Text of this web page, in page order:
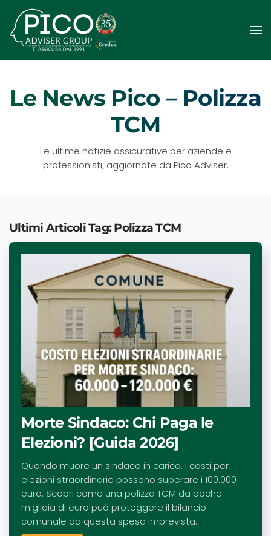
Passa
al
contenuto
Le News Pico – Polizza
TCM
Le ultime notizie assicurative per aziende e
professionisti, aggiornate da Pico Adviser.
Ultimi Articoli Tag: Polizza TCM
Morte Sindaco: Chi Paga le
Elezioni? [Guida 2026]
Quando muore un sindaco in carica, i costi per
elezioni straordinarie possono superare i 100.000
euro. Scopri come una polizza TCM da poche
migliaia di euro può proteggere il bilancio
comunale da questa spesa imprevista.